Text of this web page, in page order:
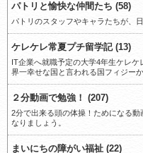
パトリと愉快な仲間たち (58)
パトリのスタッフやキャラたちが、
ケレケレ常夏プチ留学記 (13)
IT企業へ就職予定の大学4年生ケレ
界一幸せな国と言われる国フィジー
２分動画で勉強！ (207)
2分で出来る頭の体操！ためになる
なりましょう。
まいにちの障がい福祉 (22)